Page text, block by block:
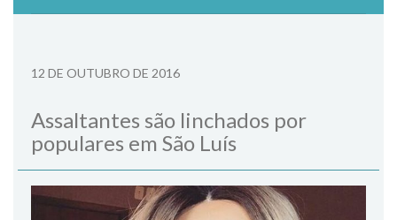
12 DE OUTUBRO DE 2016
Assaltantes são linchados por
populares em São Luís